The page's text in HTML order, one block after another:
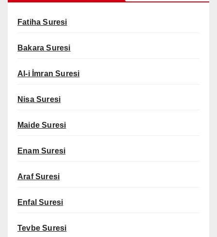
Fatiha Suresi
Bakara Suresi
Al-i İmran Suresi
Nisa Suresi
Maide Suresi
Enam Suresi
Araf Suresi
Enfal Suresi
Tevbe Suresi